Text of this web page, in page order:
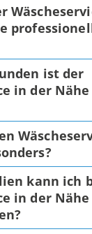
ist der
in der Nähe
kann ich
in der Nähe